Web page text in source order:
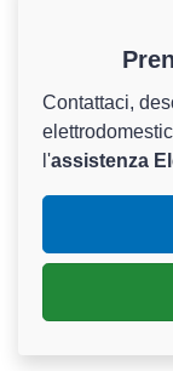
Contattaci,
l'assistenza